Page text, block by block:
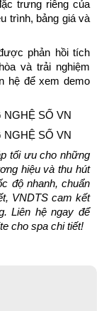
trưng riêng của
trình, bảng giá và
phản hồi tích
và trải nghiệm
hệ để xem demo
tối ưu cho những
hiệu và thu hút
độ nhanh, chuẩn
VNDTS cam kết
Liên hệ ngay để
cho spa chi tiết!